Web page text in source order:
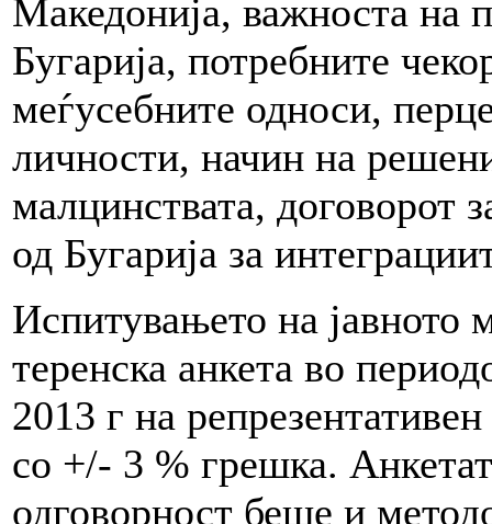
Македонијa, важноста на
Бугарија, потребните
меѓусебните односи,
личности, начин на
малцинствата, договорот
од Бугарија за
Испитувањето на јавното
теренска анкета во
2013 г на
со +/- 3 % грешка.
одговорност беше и